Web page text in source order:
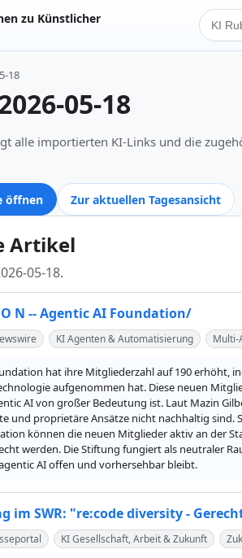
zu Künstlicher
KI
18
05-18
alle importierten KI-Links und die
öffnen Zur aktuellen Tagesansicht
Artikel
05-18.
O N -- Agentic AI Foundation/
KI Agenten & Automatisierung Multi-
hat ihre Mitgliederzahl auf 190 erhöht,
aufgenommen hat. Diese neuen
AI von großer Bedeutung ist. Laut Mazin
und proprietäre Ansätze nicht nachhaltig
können die neuen Mitglieder aktiv an der
werden. Die Stiftung fungiert als neutraler
AI offen und vorhersehbar bleibt.
im SWR: "re:code diversity -
KI Gesellschaft, Arbeit & Zukunft